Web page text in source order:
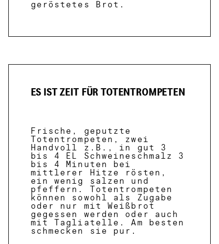
geröstetes Brot.
ES IST ZEIT FÜR TOTENTROMPETEN
Frische, geputzte
Totentrompeten, zwei
Handvoll z.B., in gut 3
bis 4 EL Schweineschmalz 3
bis 4 Minuten bei
mittlerer Hitze rösten,
ein wenig salzen und
pfeffern. Totentrompeten
können sowohl als Zugabe
oder nur mit Weißbrot
gegessen werden oder auch
mit Tagliatelle. Am besten
schmecken sie pur.